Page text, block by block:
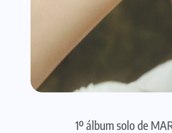
1º álbum solo de